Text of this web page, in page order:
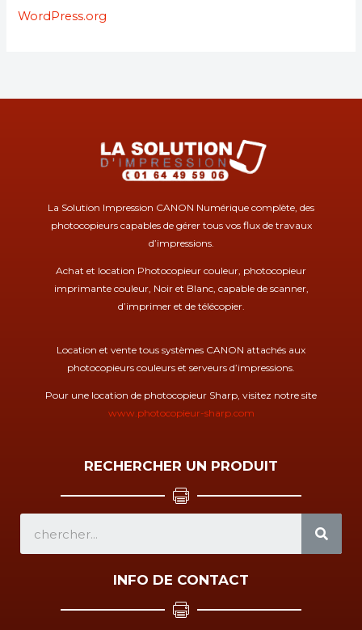
WordPress.org
La Solution Impression CANON Numérique complète, des
photocopieurs capables de gérer tous vos flux de travaux
d’impressions.
Achat et location Photocopieur couleur, photocopieur
imprimante couleur, Noir et Blanc, capable de scanner,
d’imprimer et de télécopier.
Location et vente tous systèmes CANON attachés aux
photocopieurs couleurs et serveurs d’impressions.
Pour une location de photocopieur Sharp, visitez notre site
www.photocopieur-sharp.com
RECHERCHER UN PRODUIT
INFO DE CONTACT